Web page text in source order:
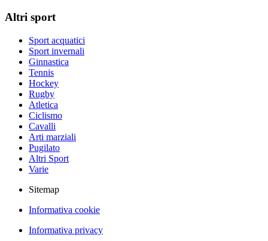
Altri sport
Sport acquatici
Sport invernali
Ginnastica
Tennis
Hockey
Rugby
Atletica
Ciclismo
Cavalli
Arti marziali
Pugilato
Altri Sport
Varie
Sitemap
Informativa cookie
Informativa privacy